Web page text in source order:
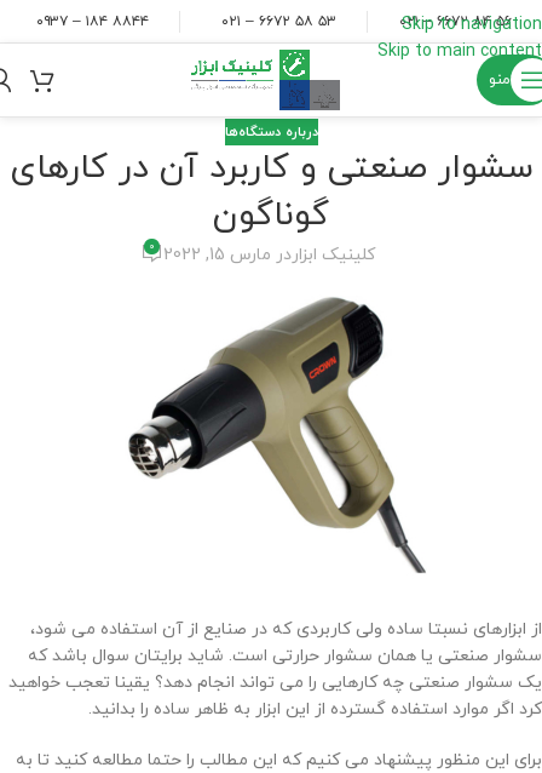
Skip to navigation
Skip to main content
۵۶ ۸۴ ۶۶۷۲ – ۰۲۱ ۵۳ ۵۸ ۶۶۷۲ – ۰۲۱ ۸۸۴۴ ۱۸۴ – ۰۹۳۷
منو
درباره دستگاه‌ها
سشوار صنعتی و کاربرد آن در کارهای
گوناگون
کلینیک ابزاردر مارس 15, 2022 0
از ابزارهای نسبتا ساده ولی کاربردی که در صنایع از آن استفاده می شود،
سشوار صنعتی یا همان سشوار حرارتی است. شاید برایتان سوال باشد که
یک سشوار صنعتی چه کارهایی را می تواند انجام دهد؟ یقینا تعجب خواهید
کرد اگر موارد استفاده گسترده از این ابزار به ظاهر ساده را بدانید.
برای این منظور پیشنهاد می کنیم که این مطالب را حتما مطالعه کنید تا به